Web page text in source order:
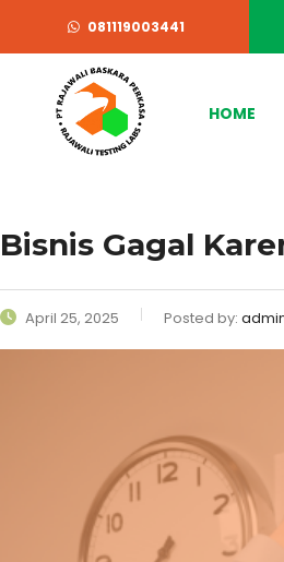
081119003441
HOME
Bisnis Gagal
April 25, 2025 Posted by: